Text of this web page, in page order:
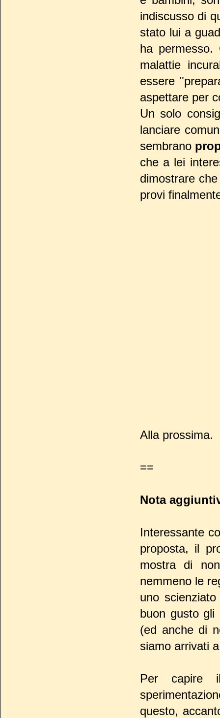
indiscusso di
stato lui a
ha
malattie
essere
aspettare per
Un solo
lanciare
sembrano
che a lei
dimostrare
provi
Alla prossima.
==
Nota
Interessante
proposta, il
mostra di
nemmeno le
uno
buon gusto gli
(ed anche di
siamo arrivati
Per
questo,